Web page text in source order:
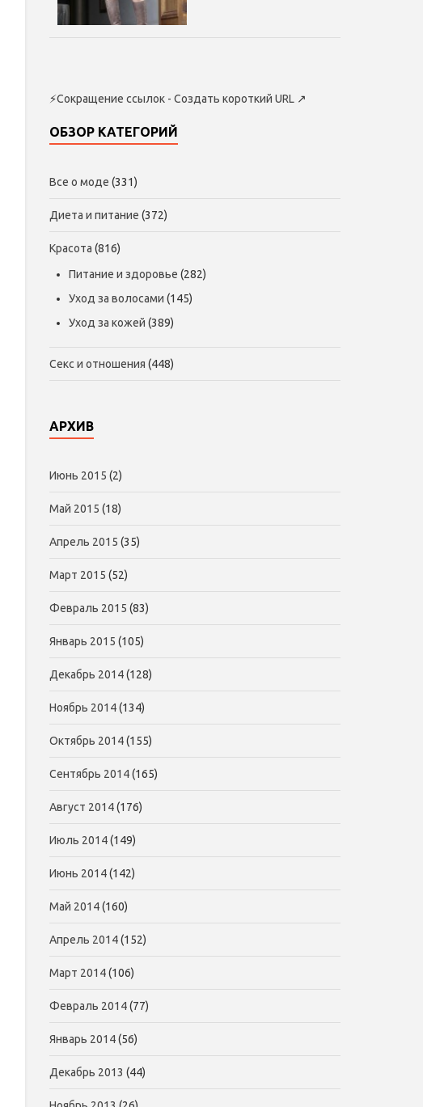
⚡Сокращение ссылок - Создать короткий URL ↗
ОБЗОР КАТЕГОРИЙ
Все о моде (331)
Диета и питание (372)
Красота (816)
Питание и здоровье (282)
Уход за волосами (145)
Уход за кожей (389)
Секс и отношения (448)
АРХИВ
Июнь 2015 (2)
Май 2015 (18)
Апрель 2015 (35)
Март 2015 (52)
Февраль 2015 (83)
Январь 2015 (105)
Декабрь 2014(128)
Ноябрь 2014(134)
Октябрь 2014(155)
Сентябрь 2014(165)
Август 2014(176)
Июль 2014(149)
Июнь 2014(142)
Май 2014(160)
Апрель 2014(152)
Март 2014(106)
Февраль 2014(77)
Январь 2014(56)
Декабрь 2013 (44)